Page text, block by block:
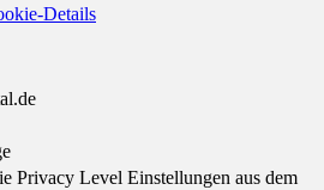
Details
Privacy Level Einstellungen aus dem